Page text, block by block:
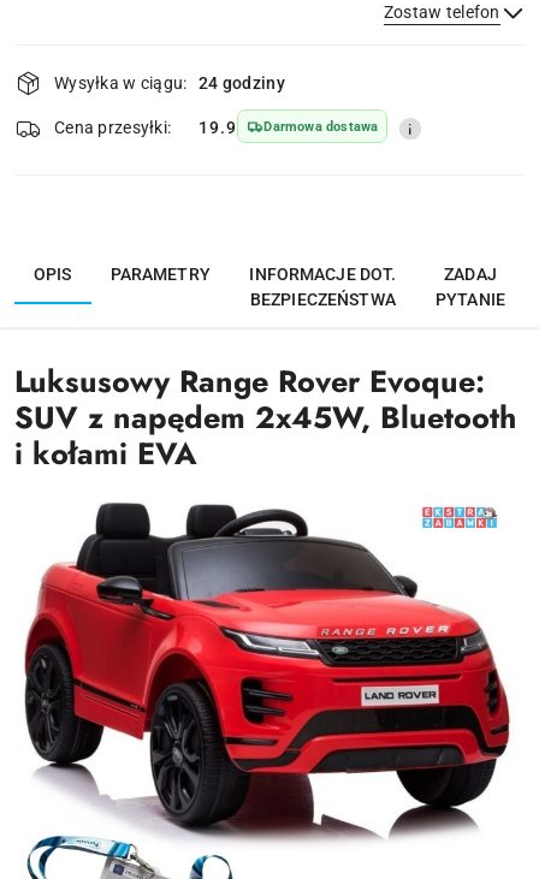
Zostaw telefon
Wyślij
Dostępność
i
dostawa
Wysyłka w ciągu: 24 godziny
Cena przesyłki: 19.9 Darmowa dostawa
OPIS PARAMETRY
INFORMACJE DOT.
BEZPIECZEŃSTWA
ZADAJ
PYTANIE
Luksusowy Range Rover Evoque:
SUV z napędem 2x45W, Bluetooth
i kołami EVA